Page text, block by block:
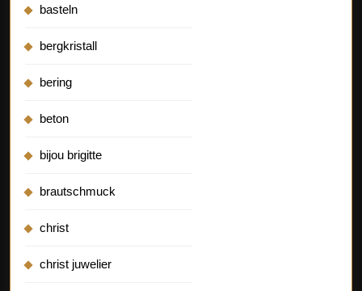
basteln
bergkristall
bering
beton
bijou brigitte
brautschmuck
christ
christ juwelier